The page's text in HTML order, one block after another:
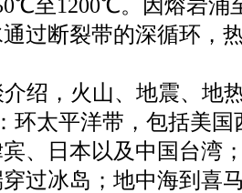
至1200℃。因熔岩涌
过断裂带的深循环，
，火山、地震、地
环太平洋带，包括美
、日本以及中国台湾
过冰岛；地中海到喜